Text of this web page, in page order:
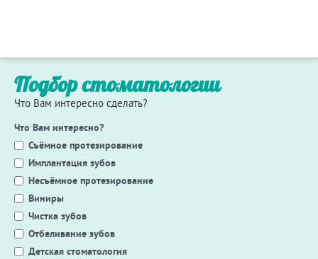
Подбор стоматологии
Что Вам интересно сделать?
Что Вам интересно?
Съёмное протезирование
Имплантация зубов
Несъёмное протезирование
Виниры
Чистка зубов
Отбеливание зубов
Детская стоматология